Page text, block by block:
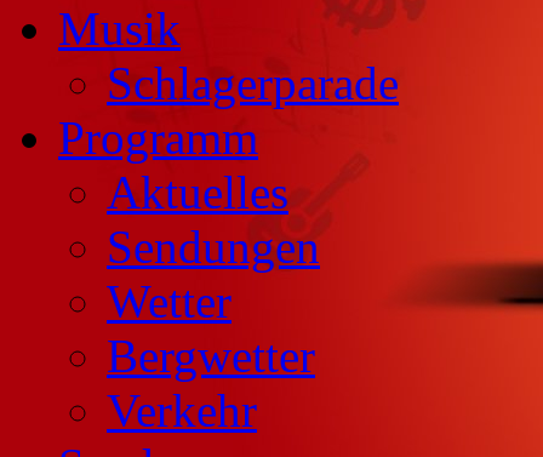
Musik
Schlagerparade
Programm
Aktuelles
Sendungen
Wetter
Bergwetter
Verkehr